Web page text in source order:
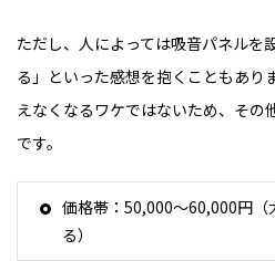
ただし、人によっては吸音パネルを
る」といった感想を抱くこともあり
えなくなるワケではないため、その
です。
価格帯：50,000～60,000円（
る）